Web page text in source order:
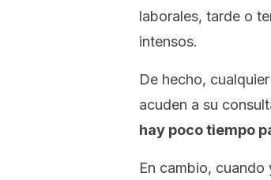
laborales, tarde o
intensos.
De hecho,
acuden a su
hay poco tiempo
En cambio,